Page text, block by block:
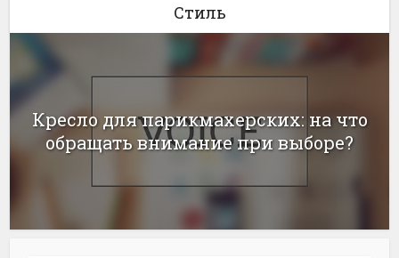
Стиль
Кресло для парикмахерских: на что
обращать внимание при выборе?